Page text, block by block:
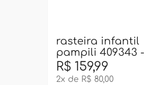
rasteira infantil
pampili 409343
R$ 159,99
2x de R$ 80,00